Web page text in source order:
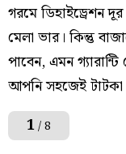
গরমে ডিহাইড্রেশন
মেলা ভার। কিন্তু
পাবেন, এমন
আপনি সহজেই টাটকা
1/ 8